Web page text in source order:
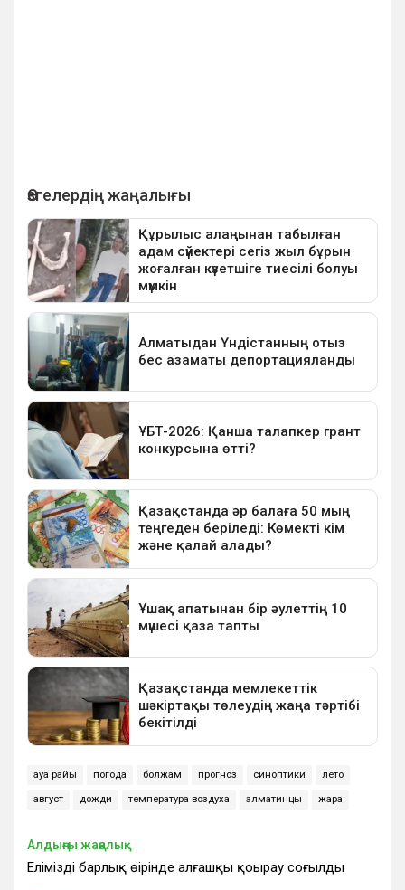
ауа райы погода болжам прогноз синоптики лето
август дожди температура воздуха алматинцы жара
Алдыңғы жаңалық
Еліміздің барлық өңірінде алғашқы қоңырау соғылды